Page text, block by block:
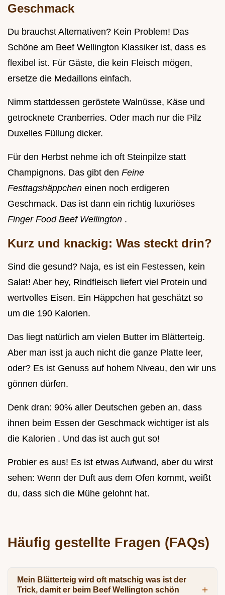
Geschmack
Du brauchst Alternativen? Kein Problem! Das
Schöne am Beef Wellington Klassiker ist, dass es
flexibel ist. Für Gäste, die kein Fleisch mögen,
ersetze die Medaillons einfach.
Nimm stattdessen geröstete Walnüsse, Käse und
getrocknete Cranberries. Oder mach nur die Pilz
Duxelles Füllung dicker.
Für den Herbst nehme ich oft Steinpilze statt
Champignons. Das gibt den Feine
Festtagshäppchen einen noch erdigeren
Geschmack. Das ist dann ein richtig luxuriöses
Finger Food Beef Wellington .
Kurz und knackig: Was steckt drin?
Sind die gesund? Naja, es ist ein Festessen, kein
Salat! Aber hey, Rindfleisch liefert viel Protein und
wertvolles Eisen. Ein Häppchen hat geschätzt so
um die 190 Kalorien.
Das liegt natürlich am vielen Butter im Blätterteig.
Aber man isst ja auch nicht die ganze Platte leer,
oder? Es ist Genuss auf hohem Niveau, den wir uns
gönnen dürfen.
Denk dran: 90% aller Deutschen geben an, dass
ihnen beim Essen der Geschmack wichtiger ist als
die Kalorien . Und das ist auch gut so!
Probier es aus! Es ist etwas Aufwand, aber du wirst
sehen: Wenn der Duft aus dem Ofen kommt, weißt
du, dass sich die Mühe gelohnt hat.
Häufig gestellte Fragen (FAQs)
Mein Blätterteig wird oft matschig was ist der
Trick, damit er beim Beef Wellington schön